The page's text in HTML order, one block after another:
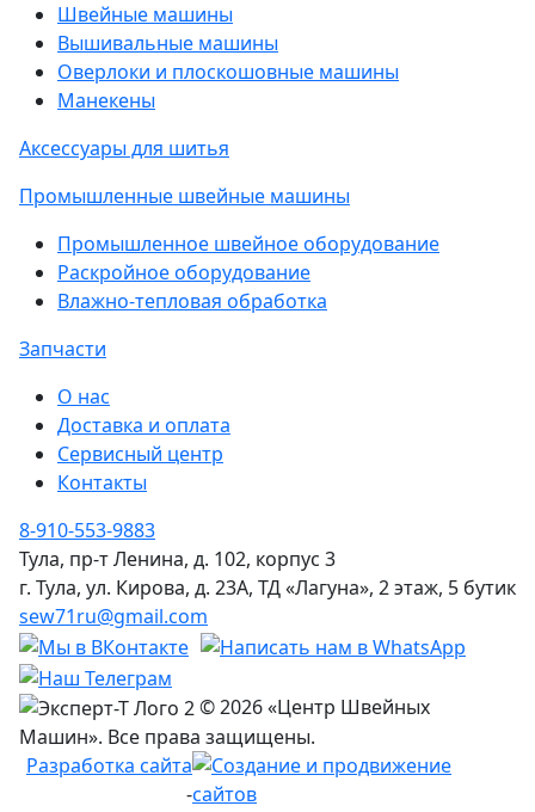
Швейные машины
Вышивальные машины
Оверлоки и плоскошовные машины
Манекены
Аксессуары для шитья
Промышленные швейные машины
Промышленное швейное оборудование
Раскройное оборудование
Влажно-тепловая обработка
Запчасти
О нас
Доставка и оплата
Сервисный центр
Контакты
8-910-553-9883
Тула, пр-т Ленина, д. 102, корпус 3
г. Тула, ул. Кирова, д. 23А, ТД «Лагуна», 2 этаж, 5 бутик
sew71ru@gmail.com
© 2026 «Центр Швейных
Машин». Все права защищены.
Разработка сайта
-